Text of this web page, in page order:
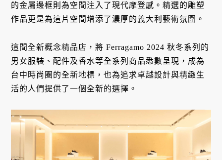
的金屬邊框則為空間注入了現代摩登感。精選的雕塑
作品更是為這片空間增添了濃厚的義大利藝術氛圍。
這間全新概念精品店，將 Ferragamo 2024 秋冬系列的
男女服裝、配件及香水等全系列商品悉數呈現，成為
台中時尚圈的全新地標，也為追求卓越設計與精緻生
活的人們提供了一個全新的選擇。